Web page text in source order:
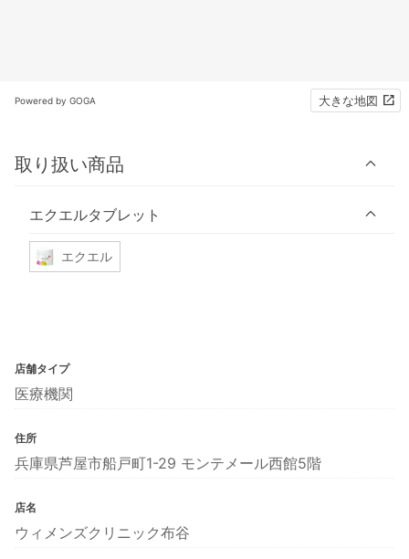
Powered by GOGA 大きな地図
取り扱い商品
エクエルタブレット
エクエル
店舗タイプ
医療機関
住所
兵庫県芦屋市船戸町1-29 モンテメール西館5階
店名
ウィメンズクリニック布谷